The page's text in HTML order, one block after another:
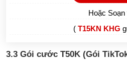
Hoặc Soạn
( T15KN KHG
3.3 Gói cước T50K (Gói